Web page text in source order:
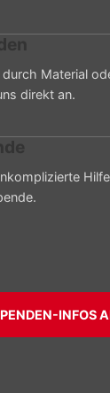
Material
direkt an.
INFOS